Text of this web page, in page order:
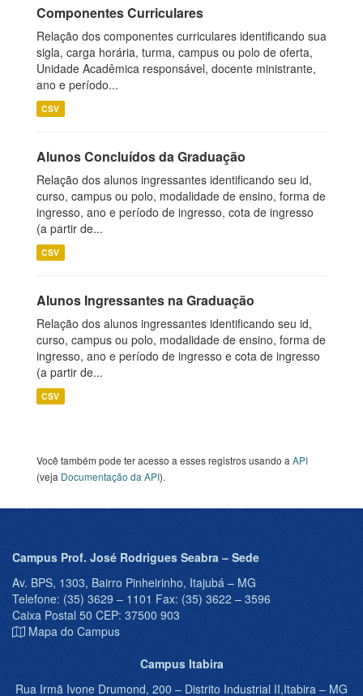
Componentes Curriculares
Relação dos componentes curriculares identificando sua
sigla, carga horária, turma, campus ou polo de oferta,
Unidade Acadêmica responsável, docente ministrante,
ano e período...
CSV
Alunos Concluídos da Graduação
Relação dos alunos ingressantes identificando seu id,
curso, campus ou polo, modalidade de ensino, forma de
ingresso, ano e período de ingresso, cota de ingresso
(a partir de...
CSV
Alunos Ingressantes na Graduação
Relação dos alunos ingressantes identificando seu id,
curso, campus ou polo, modalidade de ensino, forma de
ingresso, ano e período de ingresso e cota de ingresso
(a partir de...
CSV
Você também pode ter acesso a esses registros usando a API
(veja Documentação da API).
Campus Prof. José Rodrigues Seabra – Sede
Av. BPS, 1303, Bairro Pinheirinho, Itajubá – MG
Telefone: (35) 3629 – 1101 Fax: (35) 3622 – 3596
Caixa Postal 50 CEP: 37500 903
Mapa do Campus
Campus Itabira
Rua Irmã Ivone Drumond, 200 – Distrito Industrial II,Itabira – MG